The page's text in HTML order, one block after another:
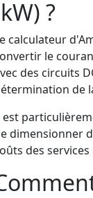
?
calculateur
le
des circuits
de
est
dimensionner
des services